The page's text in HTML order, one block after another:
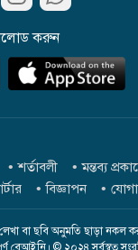
শান্তির
নয়: মিজানুর
ভারতে যাওয়ার
পরকীয়ার
ক্রিয়েটর রিপন
করুন
শর্তাবলী মন্তব্য
বিজ্ঞাপন
বা ছবি অনুমতি ছাড়া নকল